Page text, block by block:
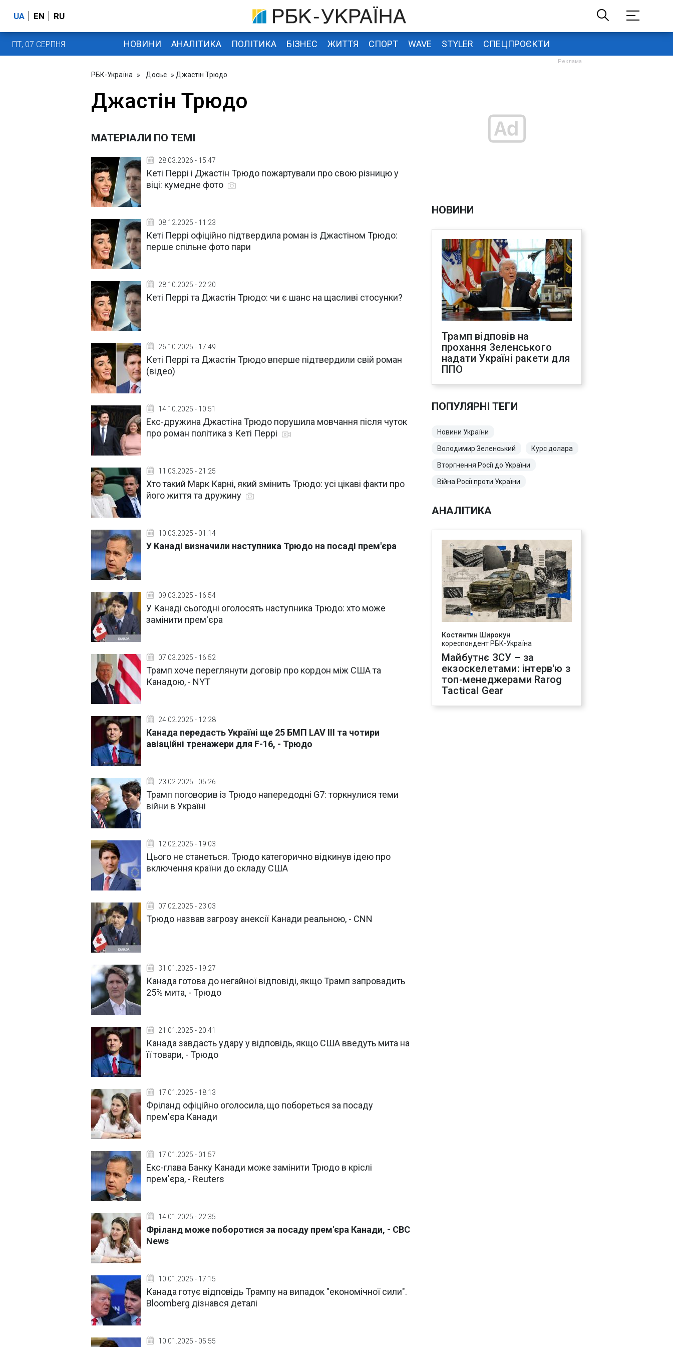
UA EN RU
ПТ, 07 СЕРПНЯ НОВИНИ АНАЛІТИКА ПОЛІТИКА БІЗНЕС ЖИТТЯ СПОРТ WAVE STYLER СПЕЦПРОЄКТИ
РБК-Україна » Досьє » Джастін Трюдо
Джастін Трюдо
МАТЕРІАЛИ ПО ТЕМІ
28.03.2026 - 15:47
Кеті Перрі і Джастін Трюдо пожартували про свою різницю у
віці: кумедне фото
08.12.2025 - 11:23
Кеті Перрі офіційно підтвердила роман із Джастіном Трюдо:
перше спільне фото пари
28.10.2025 - 22:20
Кеті Перрі та Джастін Трюдо: чи є шанс на щасливі стосунки?
26.10.2025 - 17:49
Кеті Перрі та Джастін Трюдо вперше підтвердили свій роман
(відео)
14.10.2025 - 10:51
Екс-дружина Джастіна Трюдо порушила мовчання після чуток
про роман політика з Кеті Перрі
11.03.2025 - 21:25
Хто такий Марк Карні, який змінить Трюдо: усі цікаві факти про
його життя та дружину
10.03.2025 - 01:14
У Канаді визначили наступника Трюдо на посаді прем'єра
09.03.2025 - 16:54
У Канаді сьогодні оголосять наступника Трюдо: хто може
замінити прем'єра
07.03.2025 - 16:52
Трамп хоче переглянути договір про кордон між США та
Канадою, - NYT
24.02.2025 - 12:28
Канада передасть Україні ще 25 БМП LAV III та чотири
авіаційні тренажери для F-16, - Трюдо
23.02.2025 - 05:26
Трамп поговорив із Трюдо напередодні G7: торкнулися теми
війни в Україні
12.02.2025 - 19:03
Цього не станеться. Трюдо категорично відкинув ідею про
включення країни до складу США
07.02.2025 - 23:03
Трюдо назвав загрозу анексії Канади реальною, - CNN
31.01.2025 - 19:27
Канада готова до негайної відповіді, якщо Трамп запровадить
25% мита, - Трюдо
21.01.2025 - 20:41
Канада завдасть удару у відповідь, якщо США введуть мита на
її товари, - Трюдо
17.01.2025 - 18:13
Фріланд офіційно оголосила, що побореться за посаду
прем'єра Канади
17.01.2025 - 01:57
Екс-глава Банку Канади може замінити Трюдо в кріслі
прем'єра, - Reuters
14.01.2025 - 22:35
Фріланд може поборотися за посаду прем'єра Канади, - CBC
News
10.01.2025 - 17:15
Канада готує відповідь Трампу на випадок "економічної сили".
Bloomberg дізнався деталі
10.01.2025 - 05:55
НОВИНИ
Трамп відповів на
прохання Зеленського
надати Україні ракети для
ППО
ПОПУЛЯРНІ ТЕГИ
Новини України
Володимир Зеленський Курс долара
Вторгнення Росії до України
Війна Росії проти України
АНАЛІТИКА
Костянтин Широкун
кореспондент РБК-Україна
Майбутнє ЗСУ – за
екзоскелетами: інтерв'ю з
топ-менеджерами Rarog
Tactical Gear